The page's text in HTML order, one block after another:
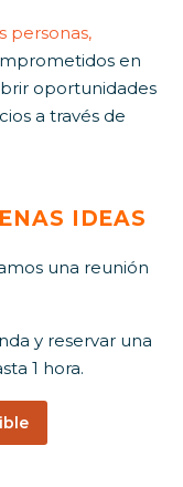
personas,
en
oportunidades
a través de
IDEAS
una reunión
y reservar una
1 hora.